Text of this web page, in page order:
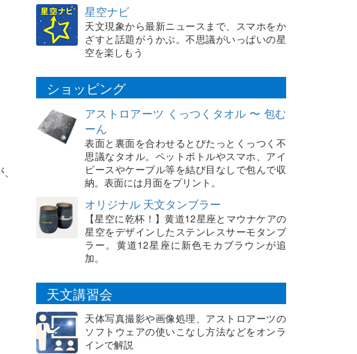
星空ナビ
天文現象から最新ニュースまで、スマホをか
ざすと話題がうかぶ。不思議がいっぱいの星
空を楽しもう
ショッピング
アストロアーツ くっつくタオル 〜 包む
ーん
表面と裏面を合わせるとぴたっとくっつく不
思議なタオル。ペットボトルやスマホ、アイ
ピースやケーブル等を結び目なしで包んで収
納。表面には月面をプリント。
オリジナル 天文タンブラー
【星空に乾杯！】黄道12星座とマウナケアの
星空をデザインしたステンレスサーモタンブ
ラー。黄道12星座に新色モカブラウンが追
加。
天文講習会
天体写真撮影や画像処理、アストロアーツの
ソフトウェアの使いこなし方法などをオンラ
インで解説